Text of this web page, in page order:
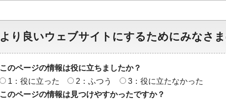
より良いウェブサイトにするためにみなさ
このページの情報は役に立ちましたか？
1：役に立った
2：ふつう
3：役に立たなかった
このページの情報は見つけやすかったですか？